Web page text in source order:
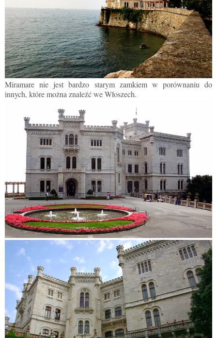
Miramare nie jest bardzo starym zamkiem w porównaniu do
innych, które można znaleźćweWłoszech.